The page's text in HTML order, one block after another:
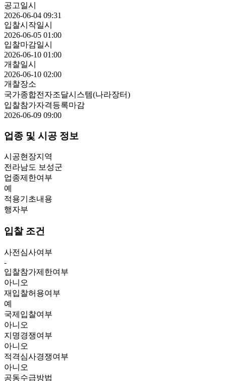
공고일시
2026-06-04 09:31
입찰시작일시
2026-06-05 01:00
입찰마감일시
2026-06-10 01:00
개찰일시
2026-06-10 02:00
개찰장소
국가종합전자조달시스템(나라장터)
입찰참가자격등록마감
2026-06-09 09:00
업종 및 시공 정보
시공현장지역
전라남도 보성군
업종제한여부
예
적용기초내용
행자부
입찰 조건
사전심사여부
-
입찰참가제한여부
아니오
재입찰허용여부
예
국제입찰여부
아니오
지명경쟁여부
아니오
적격심사경쟁여부
아니오
공동수급방법